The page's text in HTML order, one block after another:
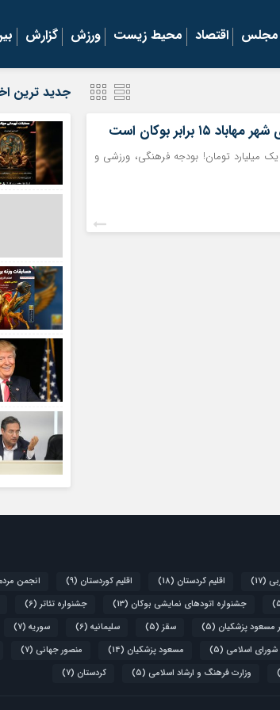
مجلس اقتصاد محیط زیست ورزش گزارش
بوکان است
تومان! بودجه فرهنگی، ورزشی و
جدید ترین
(17) اقلیم کردستان (18) اقلیم کوردستان (9) انجمن
جشنواره اتودهای نمایشی بوکان (13) جشنواره تئاتر (6)
مسعود پزشکیان (5) سقز (5) سلیمانیه (6) سوریه (7)
اسلامی (5) مسعود پزشکیان (14) منصور جهانی (7)
وزارت فرهنگ و ارشاد اسلامی (5) کردستان (7)